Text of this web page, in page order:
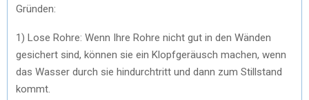
Gründen:
1) Lose Rohre: Wenn Ihre Rohre nicht gut in den Wänden
gesichert sind, können sie ein Klopfgeräusch machen, wenn
das Wasser durch sie hindurchtritt und dann zum Stillstand
kommt.